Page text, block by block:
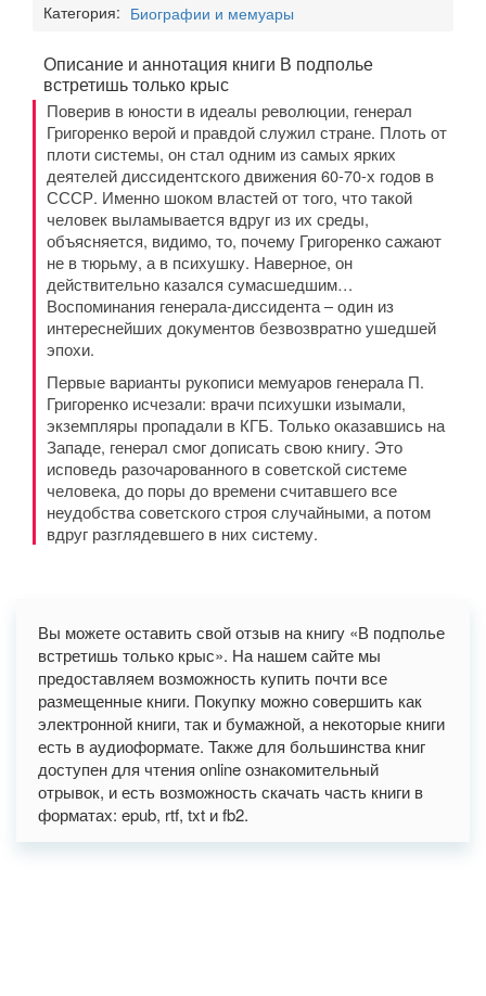
Категория: Биографии и мемуары
Описание и аннотация книги В подполье
встретишь только крыс
Поверив в юности в идеалы революции, генерал
Григоренко верой и правдой служил стране. Плоть от
плоти системы, он стал одним из самых ярких
деятелей диссидентского движения 60-70-х годов в
СССР. Именно шоком властей от того, что такой
человек выламывается вдруг из их среды,
объясняется, видимо, то, почему Григоренко сажают
не в тюрьму, а в психушку. Наверное, он
действительно казался сумасшедшим…
Воспоминания генерала-диссидента – один из
интереснейших документов безвозвратно ушедшей
эпохи.
Первые варианты рукописи мемуаров генерала П.
Григоренко исчезали: врачи психушки изымали,
экземпляры пропадали в КГБ. Только оказавшись на
Западе, генерал смог дописать свою книгу. Это
исповедь разочарованного в советской системе
человека, до поры до времени считавшего все
неудобства советского строя случайными, а потом
вдруг разглядевшего в них систему.
Вы можете оставить свой отзыв на книгу «В подполье
встретишь только крыс». На нашем сайте мы
предоставляем возможность купить почти все
размещенные книги. Покупку можно совершить как
электронной книги, так и бумажной, а некоторые книги
есть в аудиоформате. Также для большинства книг
доступен для чтения online ознакомительный
отрывок, и есть возможность скачать часть книги в
форматах: epub, rtf, txt и fb2.